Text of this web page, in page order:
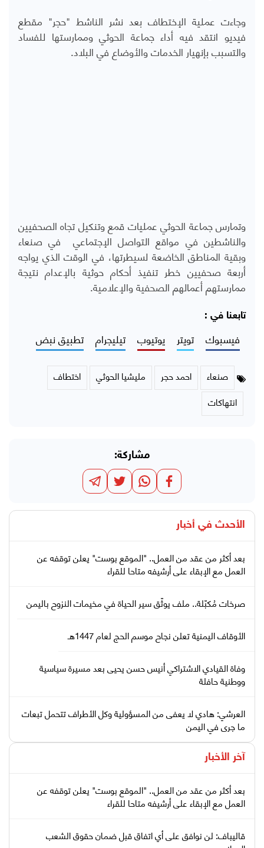
وجاءت عملية الإختطاف بعد نشر الناشط "حجر" مقطع
فيديو انتقد فيه أداء جماعة الحوثي وممارستها للفساد
والتسبب بإنهيار الخدمات والأوضاع في البلاد.
وتمارس جماعة الحوثي عمليات قمع وتنكيل تجاه الصحفيين
والناشطين في مواقع التواصل الإجتماعي في صنعاء
وبقية المناطق الخاضعة لسيطرتها، في الوقت الذي يواجه
أربعة صحفيين خطر تنفيذ أحكام حوثية بالإعدام نتيجة
ممارستهم أعمالهم الصحفية والإعلامية.
تابعنا في :
فيسبوك تويتر يوتيوب تيليجرام تطبيق نبض
صنعاء احمد حجر مليشيا الحوثي
اختطاف
انتهاكات
مشاركة:
الأحدث في أخبار
بعد أكثر من عقد من العمل.. "الموقع بوست" يعلن توقفه عن
العمل مع الإبقاء على أرشيفه متاحا للقراء
صرخات مُكبّلة.. ملف يوثّق سير الحياة في مخيمات النزوح باليمن
الأوقاف اليمنية تعلن نجاح موسم الحج لعام 1447هـ
وفاة القيادي الاشتراكي أنيس حسن يحيى بعد مسيرة سياسية
ووطنية حافلة
العرشي: هادي لا يعفى من المسؤولية وكل الأطراف تتحمل تبعات
ما جرى في اليمن
آخر الأخبار
بعد أكثر من عقد من العمل.. "الموقع بوست" يعلن توقفه عن
العمل مع الإبقاء على أرشيفه متاحا للقراء
قاليباف: لن نوافق على أي اتفاق قبل ضمان حقوق الشعب